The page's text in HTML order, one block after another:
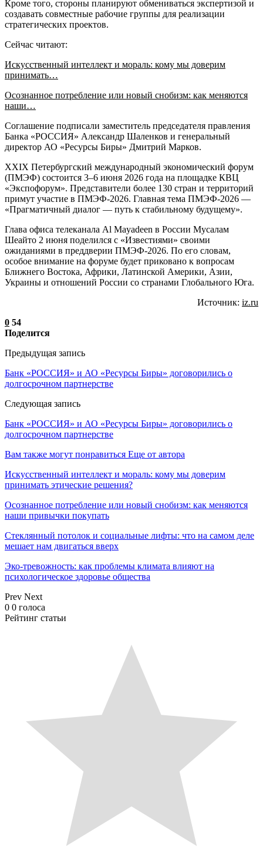
Кроме того, стороны планируют обмениваться экспертизой и
создавать совместные рабочие группы для реализации
стратегических проектов.
Сейчас читают:
Искусственный интеллект и мораль: кому мы доверим
принимать…
Осознанное потребление или новый снобизм: как меняются
наши…
Соглашение подписали заместитель председателя правления
Банка «РОССИЯ» Александр Шаленков и генеральный
директор АО «Ресурсы Биры» Дмитрий Марков.
XXIX Петербургский международный экономический форум
(ПМЭФ) состоится 3–6 июня 2026 года на площадке КВЦ
«Экспофорум». Представители более 130 стран и территорий
примут участие в ПМЭФ-2026. Главная тема ПМЭФ-2026 —
«Прагматичный диалог — путь к стабильному будущему».
Глава офиса телеканала Al Mayadeen в России Мусалам
Шеайто 2 июня поделился с «Известиями» своими
ожиданиями в преддверии ПМЭФ-2026. По его словам,
особое внимание на форуме будет приковано к вопросам
Ближнего Востока, Африки, Латинской Америки, Азии,
Украины и отношений России со странами Глобального Юга.
Источник: iz.ru
0 54
Поделится
Предыдущая запись
Банк «РОССИЯ» и АО «Ресурсы Биры» договорились о
долгосрочном партнерстве
Следующая запись
Банк «РОССИЯ» и АО «Ресурсы Биры» договорились о
долгосрочном партнерстве
Вам также могут понравиться Еще от автора
Искусственный интеллект и мораль: кому мы доверим
принимать этические решения?
Осознанное потребление или новый снобизм: как меняются
наши привычки покупать
Стеклянный потолок и социальные лифты: что на самом деле
мешает нам двигаться вверх
Эко-тревожность: как проблемы климата влияют на
психологическое здоровье общества
Prev Next
0 0 голоса
Рейтинг статьи